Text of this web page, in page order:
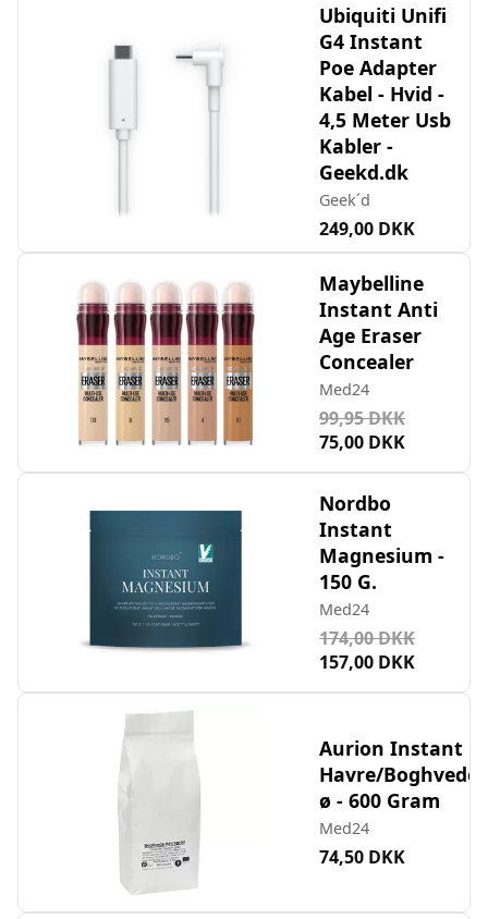
Ubiquiti Unifi
G4 Instant
Poe Adapter
Kabel - Hvid -
4,5 Meter Usb
Kabler -
Geekd.dk
Geek´d
249,00 DKK
Maybelline
Instant Anti
Age Eraser
Concealer
Med24
99,95 DKK
75,00 DKK
Nordbo
Instant
Magnesium -
150 G.
Med24
174,00 DKK
157,00 DKK
Aurion Instant
Havre/
ø - 600 Gram
Med24
74,50 DKK